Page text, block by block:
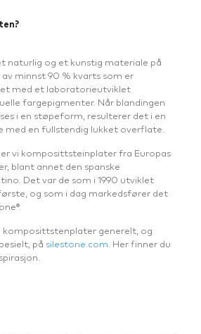
naturlig og et kunstig materiale på
minnst 90 % kvarts som er
med et laboratorieutviklet
fargepigmenter. Når blandingen
i en støpeform, resulterer det i en
med en fullstendig lukket overflate.
vi komposittsteinplater fra Europas
blant annet den spanske
Det var de som i 1990 utviklet
og som i dag markedsfører det
komposittstenplater generelt, og
på silestone.com. Her finner du